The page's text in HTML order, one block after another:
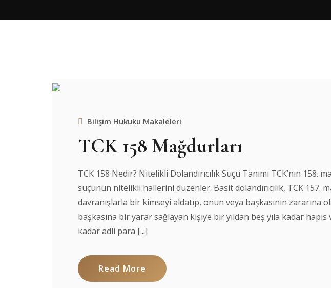
Bilişim Hukuku Makaleleri
TCK 158 Mağdurları
TCK 158 Nedir? Nitelikli Dolandırıcılık Suçu Tanımı TCK’nın 158.
suçunun nitelikli hallerini düzenler. Basit dolandırıcılık, TCK 157.
davranışlarla bir kimseyi aldatıp, onun veya başkasının zararına
başkasına bir yarar sağlayan kişiye bir yıldan beş yıla kadar
kadar adli para [...]
Read More